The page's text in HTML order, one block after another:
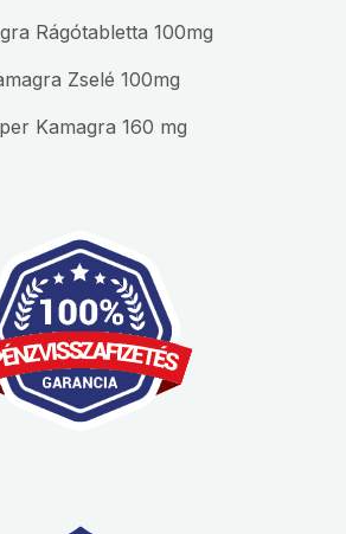
Rágótabletta 100mg
Zselé 100mg
Kamagra 160 mg